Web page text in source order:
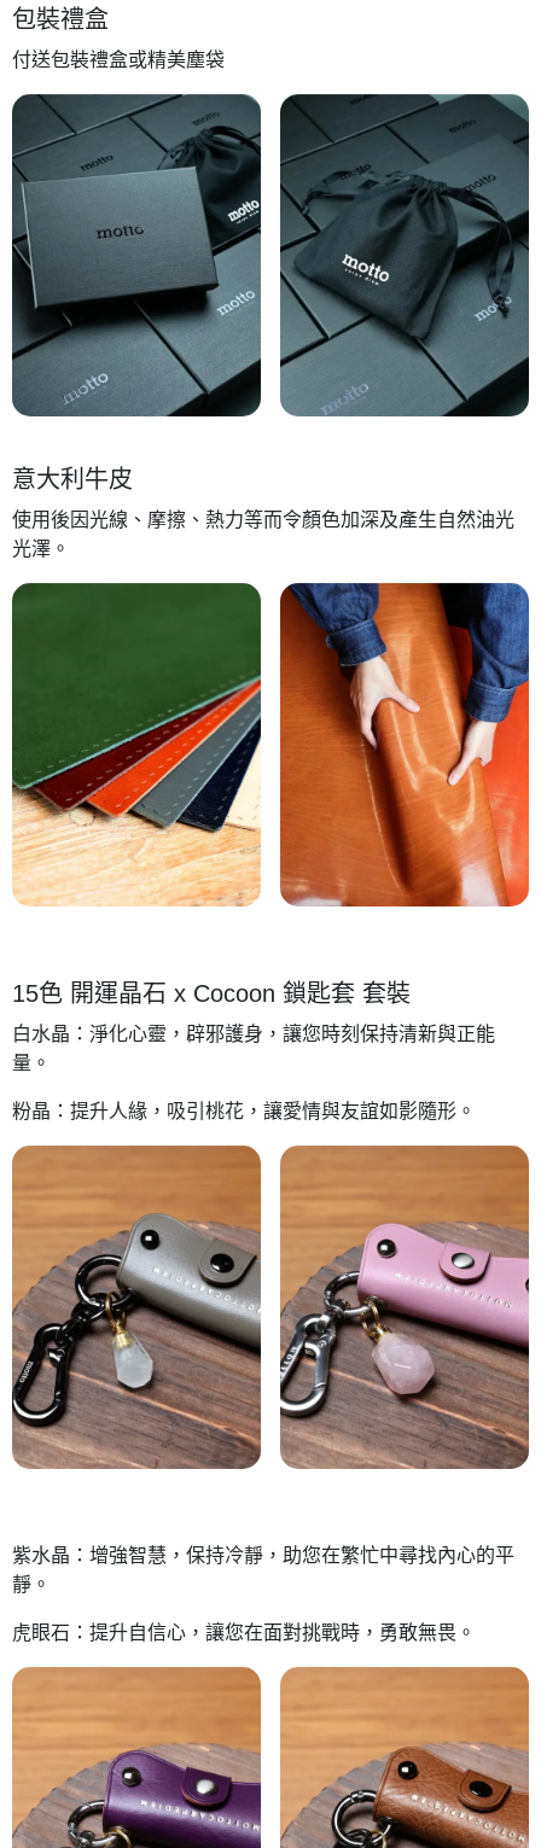
包裝禮盒
付送包裝禮盒或精美塵袋
意大利牛皮
使用後因光線、摩擦、熱力等而令顏色加深及產生自然油光
光澤。
15色 開運晶石 x Cocoon 鎖匙套 套裝
白水晶：淨化心靈，辟邪護身，讓您時刻保持清新與正能
量。
粉晶：提升人緣，吸引桃花，讓愛情與友誼如影隨形。
紫水晶：增強智慧，保持冷靜，助您在繁忙中尋找內心的平
靜。
虎眼石：提升自信心，讓您在面對挑戰時，勇敢無畏。